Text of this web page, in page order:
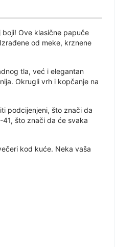
Ove klasične papuče
od meke, krznene
tla, već i elegantan
Okrugli vrh i kopčanje na
podcijenjeni, što znači da
što znači da će svaka
kod kuće. Neka vaša